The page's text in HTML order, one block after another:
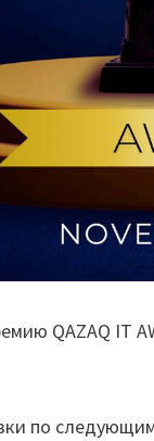
QAZAQ IT
по